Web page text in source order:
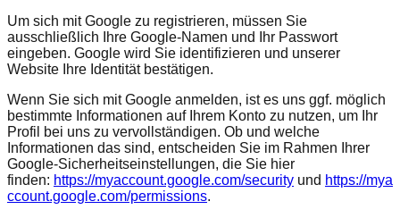
Um sich mit Google zu registrieren, müssen Sie
ausschließlich Ihre Google-Namen und Ihr Passwort
eingeben. Google wird Sie identifizieren und unserer
Website Ihre Identität bestätigen.
Wenn Sie sich mit Google anmelden, ist es uns ggf. möglich
bestimmte Informationen auf Ihrem Konto zu nutzen, um Ihr
Profil bei uns zu vervollständigen. Ob und welche
Informationen das sind, entscheiden Sie im Rahmen Ihrer
Google-Sicherheitseinstellungen, die Sie hier
finden: https://myaccount.google.com/security und https://mya
ccount.google.com/permissions.